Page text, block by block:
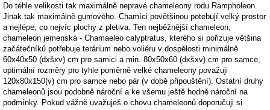
Do téhle velikosti tak maximálně nepravé chameleony rodu Rampholeon.
Jinak tak maximálně gumového. Chamíci povětšinou potebují velký prostor
a nejlépe, co nejvíc plochy z pletiva. Ten nejběžnější chameleon,
chameleon jemenská - Chamaeleo calyptratus, kterého si pořizuje většina
začátečníků potřebuje terárium nebo voliéru v dospělosti minimálně
60x40x50 (dxšxv) cm pro samici a min. 80x50x60 (dxšxv) cm pro samce,
optimální rozměry pro tyhle poměrně velké chameleony považuji
120x80x150(v) cm pro samce nebo pár (v době připouštění). Ostatní druhy
chameleonů jsou podobně nároční a ke všemu ještě hodně nároční na
podmínky. Pokud vážně uvažuješ o chovu chameleonů doporučuji si